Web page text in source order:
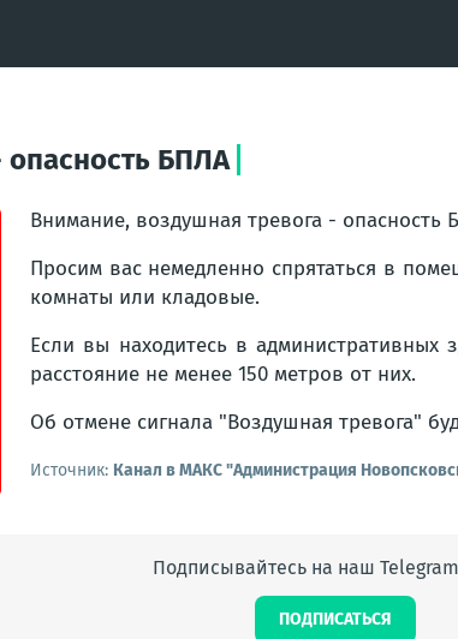
опасность БПЛА
Внимание, воздушная тревога - опасность
Просим вас немедленно спрятаться в
комнаты или кладовые.
Если вы находитесь в административных
расстояние не менее 150 метров от них.
Об отмене сигнала "Воздушная тревога"
Источник: Канал в МАКС "Администрация
Подписывайтесь на наш
ПОДПИСАТЬСЯ